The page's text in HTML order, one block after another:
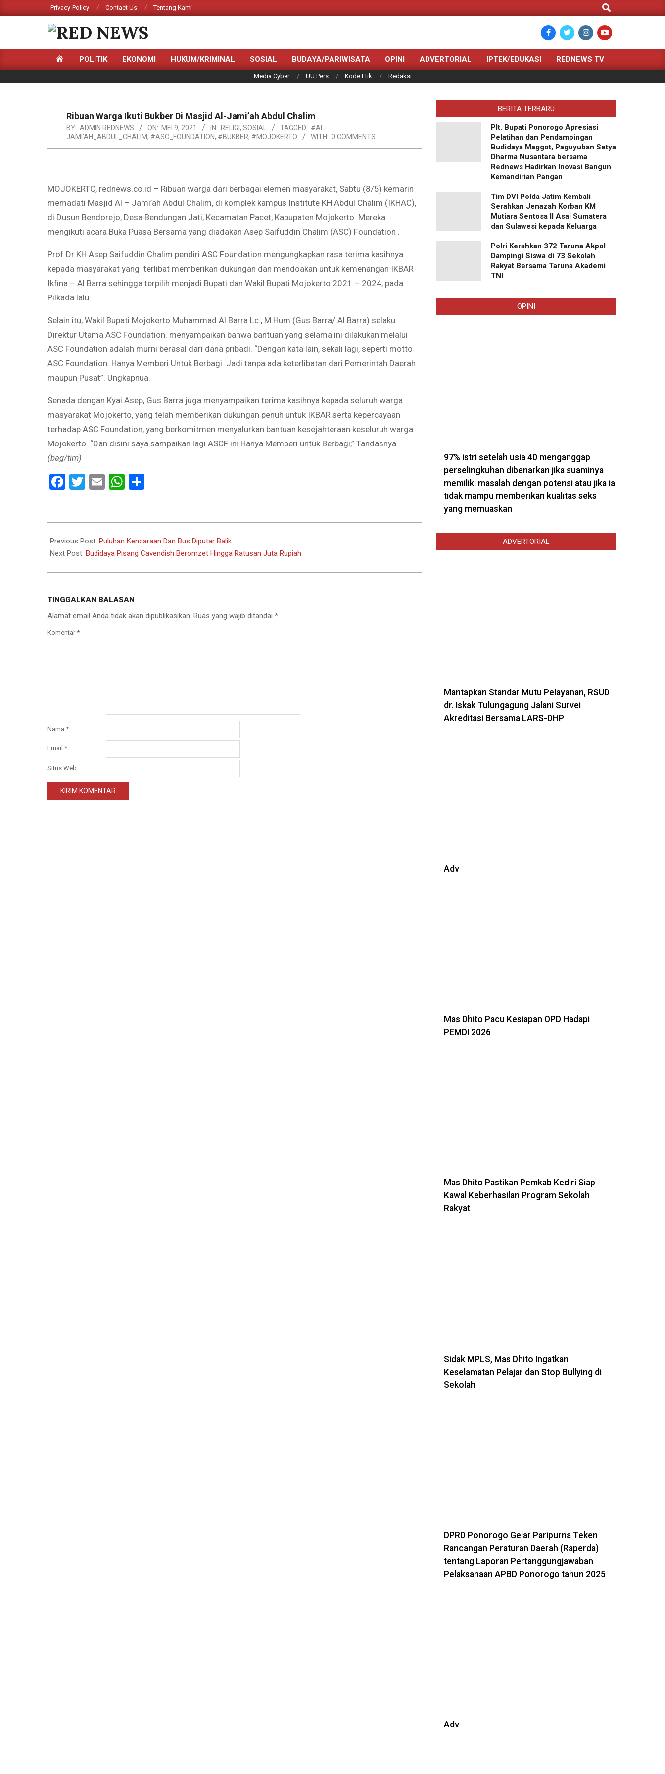
to
Privacy-Policy Contact Us Tentang Kami
Search
RED
NEWS
Primary
HOMEPOLITIK EKONOMI HUKUM/KRIMINAL SOSIAL BUDAYA/PARIWISATA OPINI ADVERTORIAL IPTEK/EDUKASI REDNEWS TV
Media Cyber UU Pers Kode Etik Redaksi
Ribuan Warga Ikuti Bukber Di Masjid Al-Jami’ah Abdul Chalim
BY: ADMIN REDNEWS ON: MEI 9, 2021 IN: RELIGI,SOSIAL TAGGED: #AL-
JAMI'AH_ABDUL_CHALIM, #ASC_FOUNDATION, #BUKBER, #MOJOKERTO WITH: 0 COMMENTS
MOJOKERTO, rednews.co.id – Ribuan warga dari berbagai elemen masyarakat, Sabtu (8/5) kemarin
memadati Masjid Al – Jami’ah Abdul Chalim, di komplek kampus Institute KH Abdul Chalim (IKHAC),
di Dusun Bendorejo, Desa Bendungan Jati, Kecamatan Pacet, Kabupaten Mojokerto. Mereka
mengikuti acara Buka Puasa Bersama yang diadakan Asep Saifuddin Chalim (ASC) Foundation .
Prof Dr KH Asep Saifuddin Chalim pendiri ASC Foundation mengungkapkan rasa terima kasihnya
kepada masyarakat yang terlibat memberikan dukungan dan mendoakan untuk kemenangan IKBAR
Ikfina – Al Barra sehingga terpilih menjadi Bupati dan Wakil Bupati Mojokerto 2021 – 2024, pada
Pilkada lalu.
Selain itu, Wakil Bupati Mojokerto Muhammad Al Barra Lc., M.Hum (Gus Barra/ Al Barra) selaku
Direktur Utama ASC Foundation. menyampaikan bahwa bantuan yang selama ini dilakukan melalui
ASC Foundation adalah murni berasal dari dana pribadi. “Dengan kata lain, sekali lagi, seperti motto
ASC Foundation: Hanya Memberi Untuk Berbagi. Jadi tanpa ada keterlibatan dari Pemerintah Daerah
maupun Pusat”. Ungkapnua.
Senada dengan Kyai Asep, Gus Barra juga menyampaikan terima kasihnya kepada seluruh warga
masyarakat Mojokerto, yang telah memberikan dukungan penuh untuk IKBAR serta kepercayaan
terhadap ASC Foundation, yang berkomitmen menyalurkan bantuan kesejahteraan keseluruh warga
Mojokerto. “Dan disini saya sampaikan lagi ASCF ini Hanya Memberi untuk Berbagi,” Tandasnya.
(bag/tim)
Facebook
Twitter
EmailWhatsApp
05-
09
Previous Post: Puluhan Kendaraan Dan Bus Diputar Balik
Next Post: Budidaya Pisang Cavendish Beromzet Hingga Ratusan Juta Rupiah
TINGGALKAN BALASAN
Alamat email Anda tidak akan dipublikasikan. Ruas yang wajib ditandai*
Komentar *
Nama *
Email *
Situs Web
BERITA TERBARU
Plt. Bupati Ponorogo Apresiasi
Pelatihan dan Pendampingan
Budidaya Maggot, Paguyuban Setya
Dharma Nusantara bersama
Rednews Hadirkan Inovasi Bangun
Kemandirian Pangan
Tim DVI Polda Jatim Kembali
Serahkan Jenazah Korban KM
Mutiara Sentosa II Asal Sumatera
dan Sulawesi kepada Keluarga
Polri Kerahkan 372 Taruna Akpol
Dampingi Siswa di 73 Sekolah
Rakyat Bersama Taruna Akademi
TNI
OPINI
97% istri setelah usia 40 menganggap
perselingkuhan dibenarkan jika suaminya
memiliki masalah dengan potensi atau jika ia
tidak mampu memberikan kualitas seks
yang memuaskan
ADVERTORIAL
Mantapkan Standar Mutu Pelayanan, RSUD
dr. Iskak Tulungagung Jalani Survei
Akreditasi Bersama LARS-DHP
Adv
Mas Dhito Pacu Kesiapan OPD Hadapi
PEMDI 2026
Mas Dhito Pastikan Pemkab Kediri Siap
Kawal Keberhasilan Program Sekolah
Rakyat
Sidak MPLS, Mas Dhito Ingatkan
Keselamatan Pelajar dan Stop Bullying di
Sekolah
DPRD Ponorogo Gelar Paripurna Teken
Rancangan Peraturan Daerah (Raperda)
tentang Laporan Pertanggungjawaban
Pelaksanaan APBD Ponorogo tahun 2025
Adv